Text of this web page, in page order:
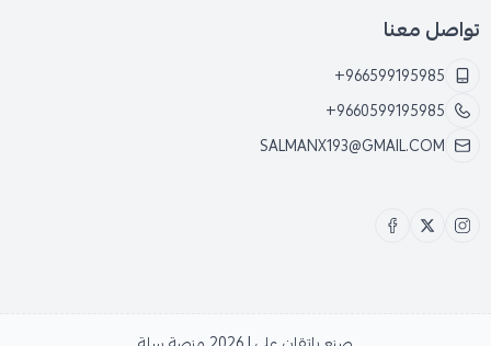
تواصل معنا
+966599195985
+9660599195985
SALMANX193@GMAIL.COM